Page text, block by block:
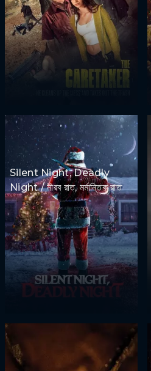
Silent Night, Deadly
Night / নীরব রাত, মর্মান্তিক রাত